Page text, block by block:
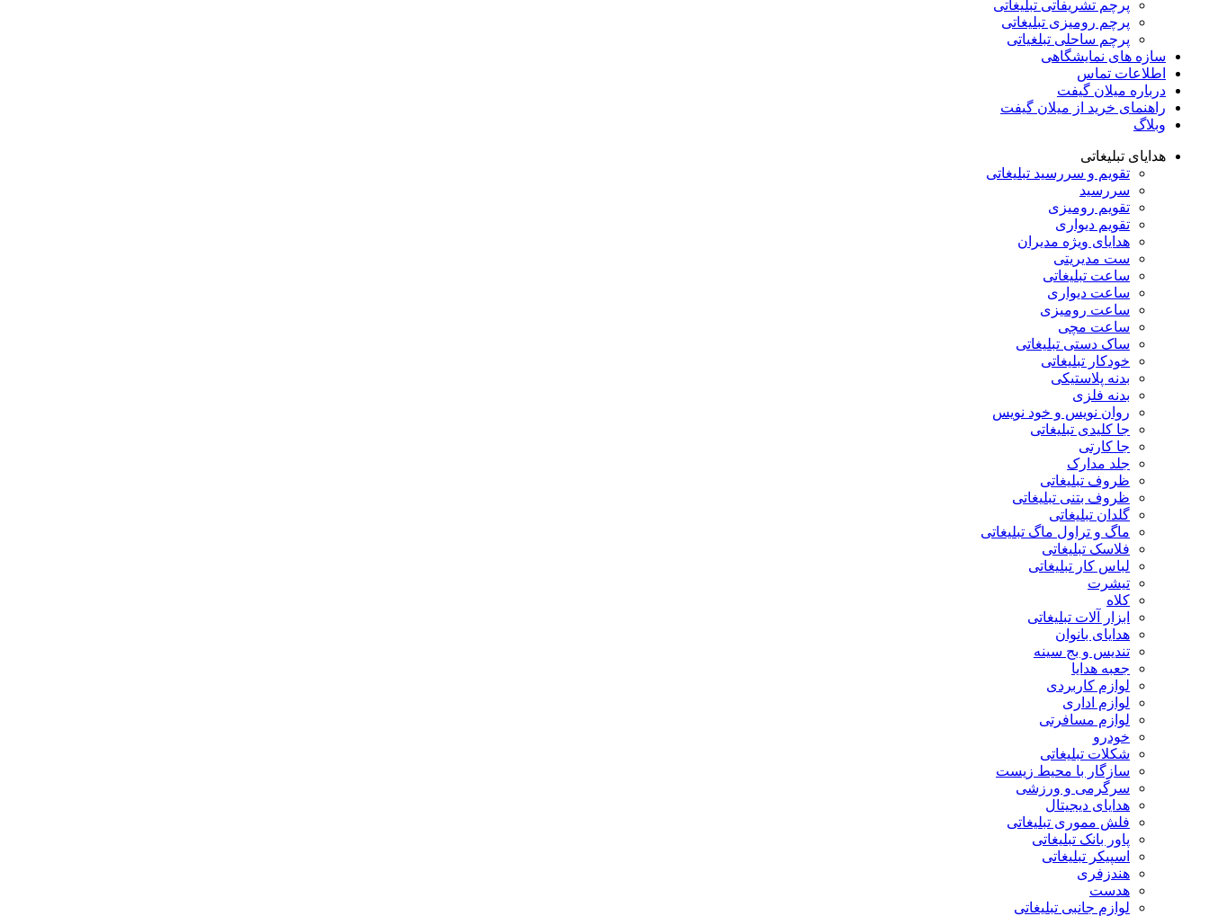
پرچم تشریفاتی تبلیغاتی
پرچم رومیزی تبلیغاتی
پرچم ساحلی تبلغیاتی
سازه های نمایشگاهی
اطلاعات تماس
درباره میلان گیفت
راهنمای خرید از میلان گیفت
وبلاگ
هدایای تبلیغاتی
تقویم و سررسید تبلیغاتی
سررسید
تقویم رومیزی
تقویم دیواری
هدایای ویژه مدیران
ست مدیریتی
ساعت تبلیغاتی
ساعت دیواری
ساعت رومیزی
ساعت مچی
ساک دستی تبلیغاتی
خودکار تبلیغاتی
بدنه پلاستیکی
بدنه فلزی
روان نویس و خود نویس
جا کلیدی تبلیغاتی
جا کارتی
جلد مدارک
ظروف تبلیغاتی
ظروف بتنی تبلیغاتی
گلدان تبلیغاتی
ماگ و تراول ماگ تبلیغاتی
فلاسک تبلیغاتی
لباس کار تبلیغاتی
تیشرت
کلاه
ابزار آلات تبلیغاتی
هدایای بانوان
تندیس و بج سینه
جعبه هدایا
لوازم کاربردی
لوازم اداری
لوازم مسافرتی
خودرو
شکلات تبلیغاتی
سازگار با محیط زیست
سرگرمی و ورزشی
هدایای دیجیتال
فلش مموری تبلیغاتی
پاور بانک تبلیغاتی
اسپیکر تبلیغاتی
هندزفری
هدست
لوازم جانبی تبلیغاتی